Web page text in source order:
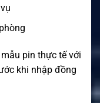
pin thực tế với
khi nhập đồng